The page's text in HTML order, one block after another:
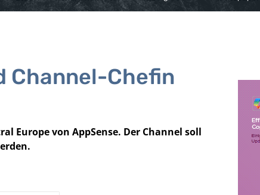
Channel-Chefin
Europe von AppSense. Der Channel soll